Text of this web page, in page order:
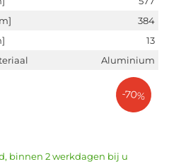
384
13
Aluminium
-70%
binnen 2 werkdagen bij u